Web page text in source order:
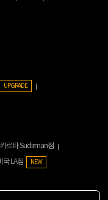
UPGRADE
르타 Sudirman점
국 LA점 NEW